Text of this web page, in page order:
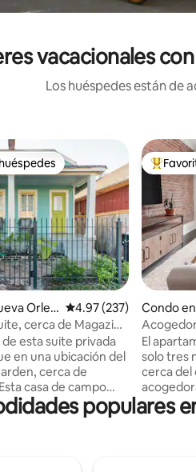
vacacionales
Los huéspedes están de
preferido
Orlea
Calificación promedio:
4.97 (237)
cerca de Magazine
esta suite privada
en una ubicación del
cerca de
casa de campo
renovada
espaciosos de 14 pies,
Condo
del
El
solo tres
cerca del
ofrece
muebles
populares